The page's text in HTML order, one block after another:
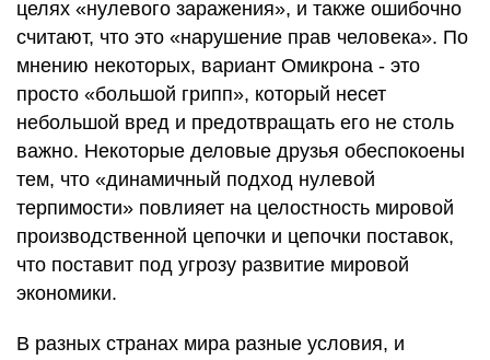
целях «нулевого заражения», и также ошибочно
считают, что это «нарушение прав человека». По
мнению некоторых, вариант Омикрона - это
просто «большой грипп», который несет
небольшой вред и предотвращать его не столь
важно. Некоторые деловые друзья обеспокоены
тем, что «динамичный подход нулевой
терпимости» повлияет на целостность мировой
производственной цепочки и цепочки поставок,
что поставит под угрозу развитие мировой
экономики.
В разных странах мира разные условия, и